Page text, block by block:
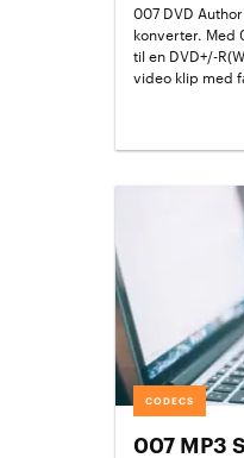
007 DVD
konverter. Med
til en DVD+/-
video klip med
CODECS
007 MP3